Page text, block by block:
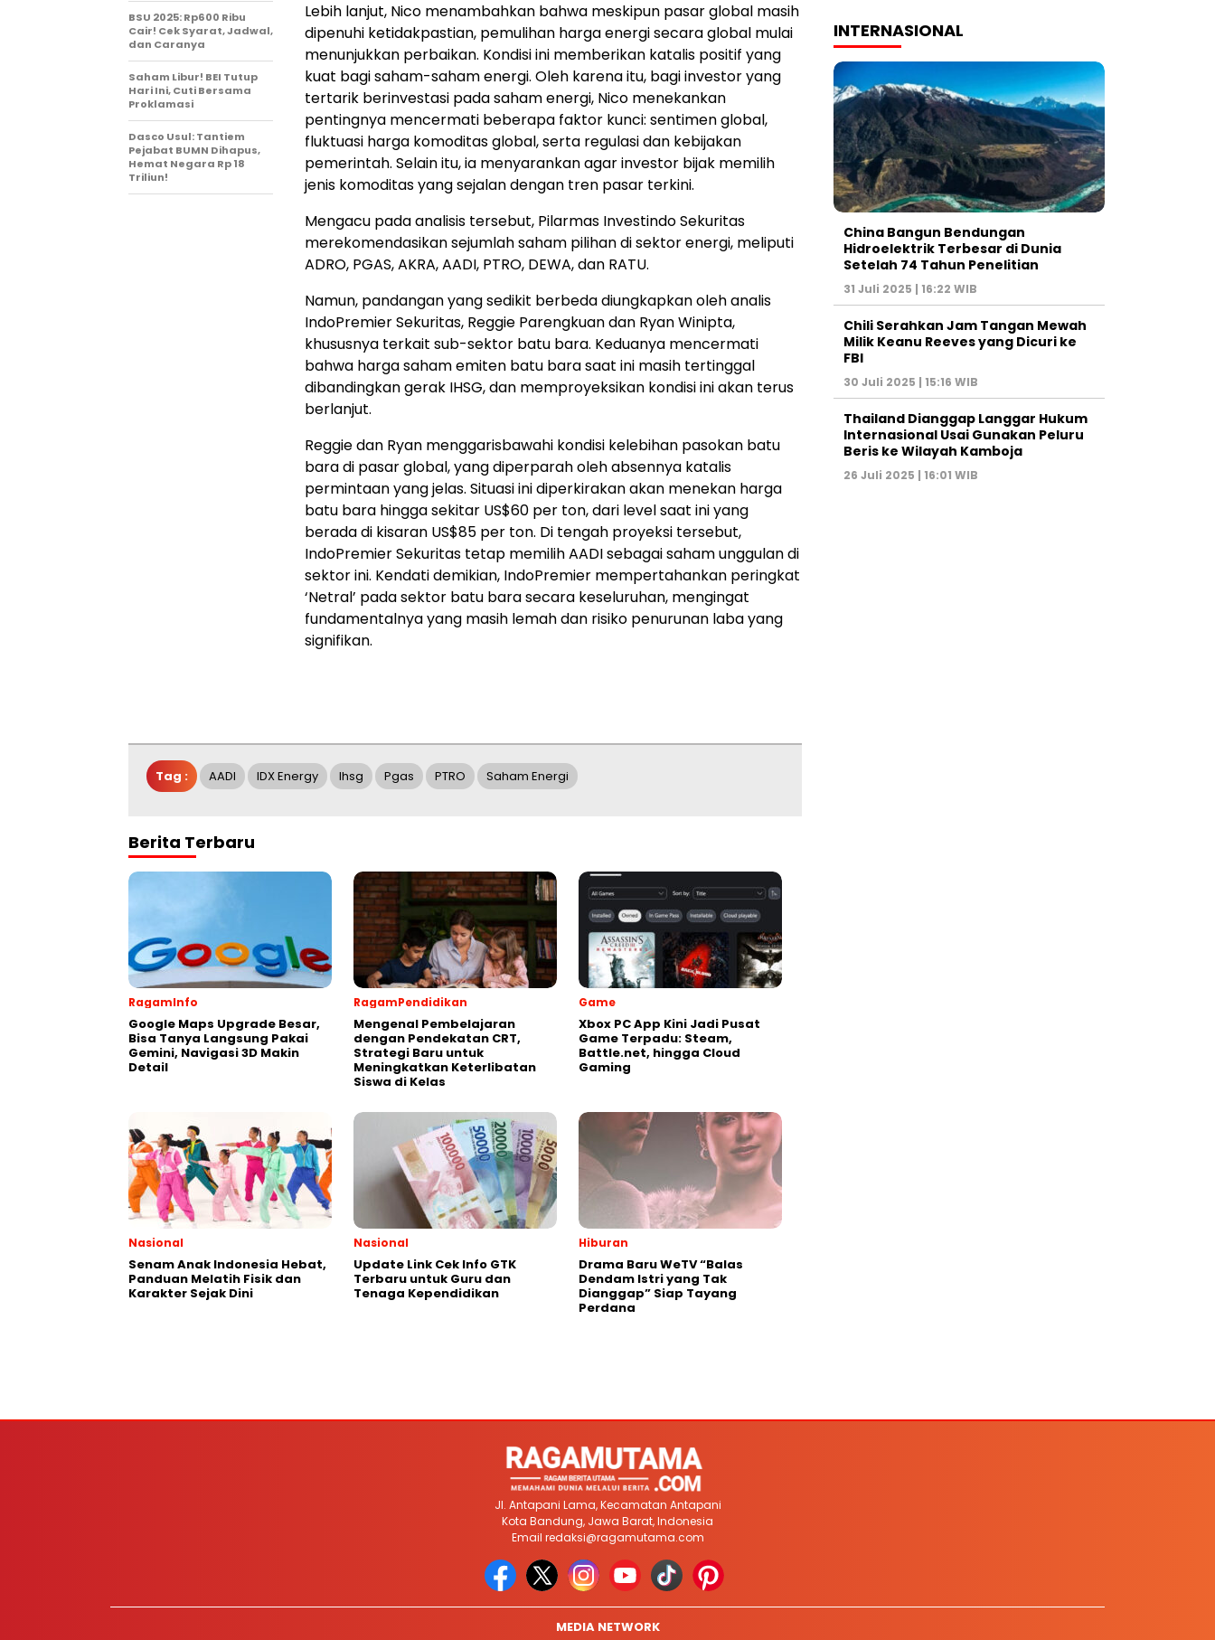
Lebih lanjut, Nico menambahkan bahwa meskipun pasar global masih
dipenuhi ketidakpastian, pemulihan harga energi secara global mulai
menunjukkan perbaikan. Kondisi ini memberikan katalis positif yang
kuat bagi saham-saham energi. Oleh karena itu, bagi investor yang
tertarik berinvestasi pada saham energi, Nico menekankan
pentingnya mencermati beberapa faktor kunci: sentimen global,
fluktuasi harga komoditas global, serta regulasi dan kebijakan
pemerintah. Selain itu, ia menyarankan agar investor bijak memilih
jenis komoditas yang sejalan dengan tren pasar terkini.
Mengacu pada analisis tersebut, Pilarmas Investindo Sekuritas
merekomendasikan sejumlah saham pilihan di sektor energi, meliputi
ADRO, PGAS, AKRA, AADI, PTRO, DEWA, dan RATU.
Namun, pandangan yang sedikit berbeda diungkapkan oleh analis
IndoPremier Sekuritas, Reggie Parengkuan dan Ryan Winipta,
khususnya terkait sub-sektor batu bara. Keduanya mencermati
bahwa harga saham emiten batu bara saat ini masih tertinggal
dibandingkan gerak IHSG, dan memproyeksikan kondisi ini akan terus
berlanjut.
Reggie dan Ryan menggarisbawahi kondisi kelebihan pasokan batu
bara di pasar global, yang diperparah oleh absennya katalis
permintaan yang jelas. Situasi ini diperkirakan akan menekan harga
batu bara hingga sekitar US$60 per ton, dari level saat ini yang
berada di kisaran US$85 per ton. Di tengah proyeksi tersebut,
IndoPremier Sekuritas tetap memilih AADI sebagai saham unggulan di
sektor ini. Kendati demikian, IndoPremier mempertahankan peringkat
‘Netral’ pada sektor batu bara secara keseluruhan, mengingat
fundamentalnya yang masih lemah dan risiko penurunan laba yang
signifikan.
BSU 2025: Rp600 Ribu
Cair! Cek Syarat, Jadwal,
dan Caranya
Saham Libur! BEI Tutup
Hari Ini, Cuti Bersama
Proklamasi
Dasco Usul: Tantiem
Pejabat BUMN Dihapus,
Hemat Negara Rp 18
Triliun!
Tag : AADI IDX Energy Ihsg Pgas PTRO Saham Energi
Berita Terbaru
RagamInfo
Google Maps Upgrade Besar,
Bisa Tanya Langsung Pakai
Gemini, Navigasi 3D Makin
Detail
RagamPendidikan
Mengenal Pembelajaran
dengan Pendekatan CRT,
Strategi Baru untuk
Meningkatkan Keterlibatan
Siswa di Kelas
Game
Xbox PC App Kini Jadi Pusat
Game Terpadu: Steam,
Battle.net, hingga Cloud
Gaming
Nasional
Senam Anak Indonesia Hebat,
Panduan Melatih Fisik dan
Karakter Sejak Dini
Nasional
Update Link Cek Info GTK
Terbaru untuk Guru dan
Tenaga Kependidikan
Hiburan
Drama Baru WeTV “Balas
Dendam Istri yang Tak
Dianggap” Siap Tayang
Perdana
INTERNASIONAL
China Bangun Bendungan
Hidroelektrik Terbesar di Dunia
Setelah 74 Tahun Penelitian
31 Juli 2025 | 16:22 WIB
Chili Serahkan Jam Tangan Mewah
Milik Keanu Reeves yang Dicuri ke
FBI
30 Juli 2025 | 15:16 WIB
Thailand Dianggap Langgar Hukum
Internasional Usai Gunakan Peluru
Beris ke Wilayah Kamboja
26 Juli 2025 | 16:01 WIB
Jl. Antapani Lama, Kecamatan Antapani
Kota Bandung, Jawa Barat, Indonesia
Email redaksi@ragamutama.com
MEDIA NETWORK